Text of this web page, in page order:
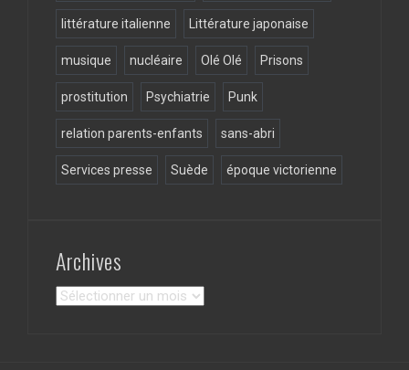
littérature italienne Littérature japonaise
musique nucléaire Olé Olé Prisons
prostitution Psychiatrie Punk
relation parents-enfants sans-abri
Services presse Suède époque victorienne
Archives
Archives